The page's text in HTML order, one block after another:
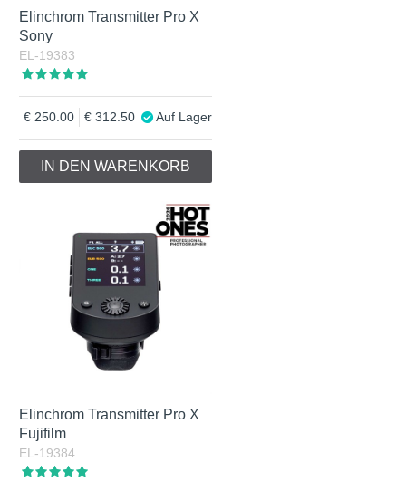
Elinchrom Transmitter Pro X
Sony
EL-19383
250.00 312.50 Auf Lager
IN DEN WARENKORB
Elinchrom Transmitter Pro X
Fujifilm
EL-19384